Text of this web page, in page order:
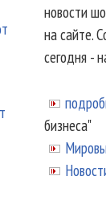
новости
на сайте.
сегодня -
бизнеса"